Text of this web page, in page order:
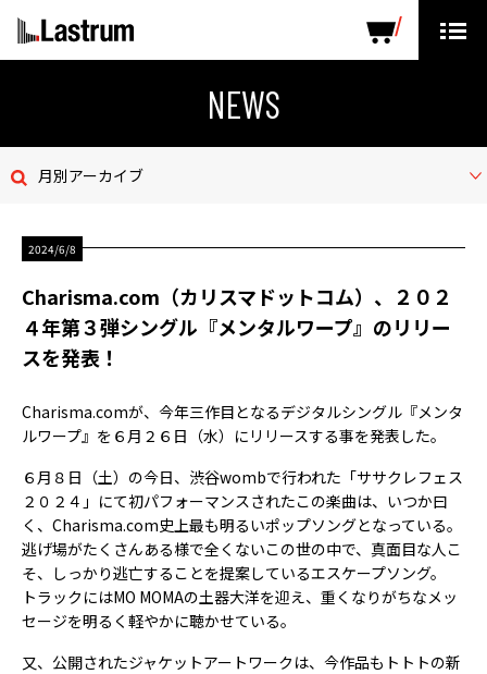
LABEL PRODUCTS
お問い合わせ
デモテープ
プライバシーポリシー
ENGLISH PAGE
NEWS
月別アーカイブ
2024/6/8
Charisma.com（カリスマドットコム）、２０２
４年第３弾シングル『メンタルワープ』のリリー
スを発表！
Charisma.comが、今年三作目となるデジタルシングル『メンタ
ルワープ』を６月２６日（水）にリリースする事を発表した。
６月８日（土）の今日、渋谷wombで行われた「ササクレフェス
２０２４」にて初パフォーマンスされたこの楽曲は、いつか曰
く、Charisma.com史上最も明るいポップソングとなっている。
逃げ場がたくさんある様で全くないこの世の中で、真面目な人こ
そ、しっかり逃亡することを提案しているエスケープソング。
トラックにはMO MOMAの土器大洋を迎え、重くなりがちなメッ
セージを明るく軽やかに聴かせている。
又、公開されたジャケットアートワークは、今作品もトトトの新